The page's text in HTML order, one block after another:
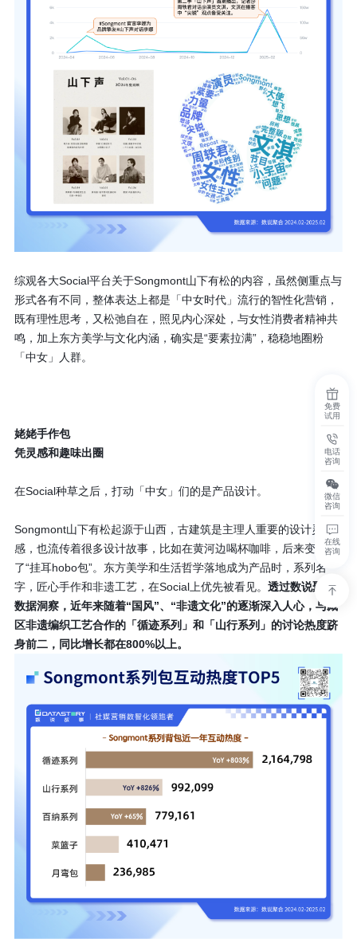
综观各大Social平台关于Songmont山下有松的内容，虽然侧重点与
形式各有不同，整体表达上都是「中女时代」流行的智性化营销，
既有理性思考，又松弛自在，照见内心深处，与女性消费者精神共
鸣，加上东方美学与文化内涵，确实是“要素拉满”，稳稳地圈粉
「中女」人群。
姥姥手作包
凭灵感和趣味出圈
在Social种草之后，打动「中女」们的是产品设计。
Songmont山下有松起源于山西，古建筑是主理人重要的设计灵
感，也流传着很多设计故事，比如在黄河边喝杯咖啡，后来变成
了“挂耳hobo包”。东方美学和生活哲学落地成为产品时，系列名
字，匠心手作和非遗工艺，在Social上优先被看见。 透过数说聚合
数据洞察，近年来随着“国风”、“非遗文化”的逐渐深入人心，与藏
区非遗编织工艺合作的「循迹系列」和「山行系列」的讨论热度跻
身前二，同比增长都在800%以上。
免费
试用
电话
咨询
微信
咨询
在线
咨询